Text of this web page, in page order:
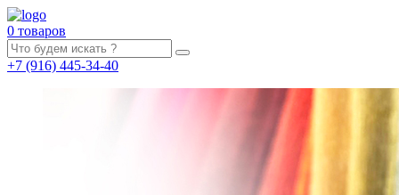
0 товаров
+7 (916) 445-34-40